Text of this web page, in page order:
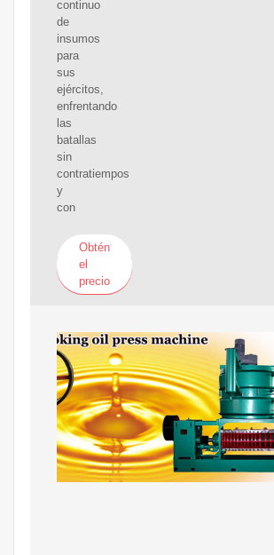
continuo
de
insumos
para
sus
ejércitos,
enfrentando
las
batallas
sin
contratiempos
y
con
Obtén
el
precio